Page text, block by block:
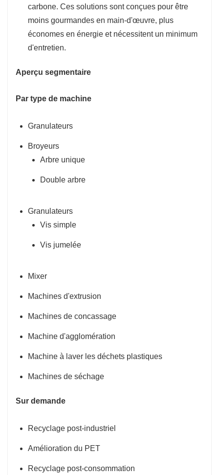
carbone. Ces solutions sont conçues pour être
moins gourmandes en main-d'œuvre, plus
économes en énergie et nécessitent un minimum
d'entretien.
Aperçu segmentaire
Par type de machine
Granulateurs
Broyeurs
Arbre unique
Double arbre
Granulateurs
Vis simple
Vis jumelée
Mixer
Machines d'extrusion
Machines de concassage
Machine d'agglomération
Machine à laver les déchets plastiques
Machines de séchage
Sur demande
Recyclage post-industriel
Amélioration du PET
Recyclage post-consommation